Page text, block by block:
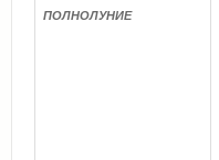
ПОЛНОЛУНИЕ